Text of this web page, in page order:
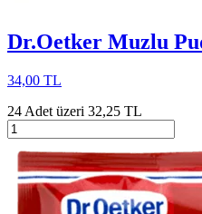
Dr.Oetker Muzlu
34,00 TL
24 Adet üzeri 32,25 TL